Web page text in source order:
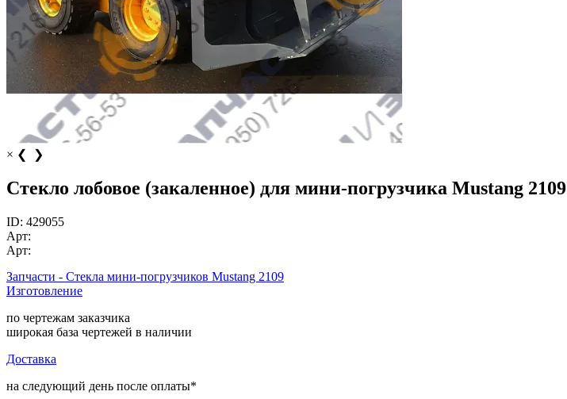
× ❮ ❯
Стекло лобовое (закаленное) для мини-погрузчика Mustang 2109
ID: 429055
Арт:
Арт:
Запчасти - Стекла мини-погрузчиков Mustang 2109
Изготовление
по чертежам заказчика
широкая база чертежей в наличии
Доставка
на следующий день после оплаты*